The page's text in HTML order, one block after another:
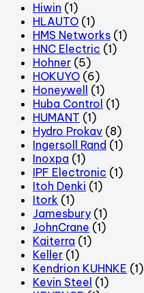
Hiwin (1)
HLAUTO (1)
HMS Networks (1)
HNC Electric (1)
Hohner (5)
HOKUYO (6)
Honeywell (1)
Huba Control (1)
HUMANT (1)
Hydro Prokav (8)
Ingersoll Rand (1)
Inoxpa (1)
IPF Electronic (1)
Itoh Denki (1)
Itork (1)
Jamesbury (1)
JohnCrane (1)
Kaiterra (1)
Keller (1)
Kendrion KUHNKE (1)
Kevin Steel (1)